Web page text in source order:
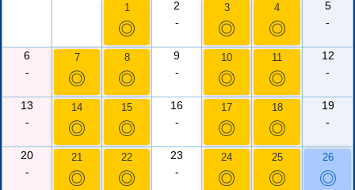
1
◎
2
-
3
◎
4
◎
5
-
6
-
7
◎
8
◎
9
-
10
◎
11
◎
12
-
13
-
14
◎
15
◎
16
-
17
◎
18
◎
19
-
20
-
21
◎
22
◎
23
-
24
◎
25
◎
26
◎